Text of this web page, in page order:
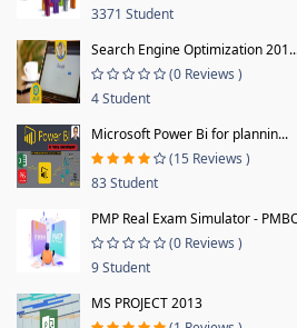
3371 Student
Search Engine Optimization
(0 Reviews )
4 Student
Microsoft Power Bi for plannin...
(15 Reviews )
83 Student
PMP Real Exam Simulator -
(0 Reviews )
9 Student
MS PROJECT 2013